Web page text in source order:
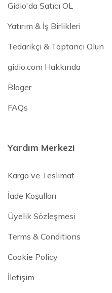
Gidio'da Satıcı OL
Yatırım & İş Birlikleri
Tedarikçi & Toptancı Olun
gidio.com Hakkında
Bloger
FAQs
Yardım Merkezi
Kargo ve Teslimat
İade Koşulları
Üyelik Sözleşmesi
Terms & Conditions
Cookie Policy
İletişim